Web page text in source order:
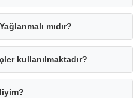
mıdır?
kullanılmaktadır?